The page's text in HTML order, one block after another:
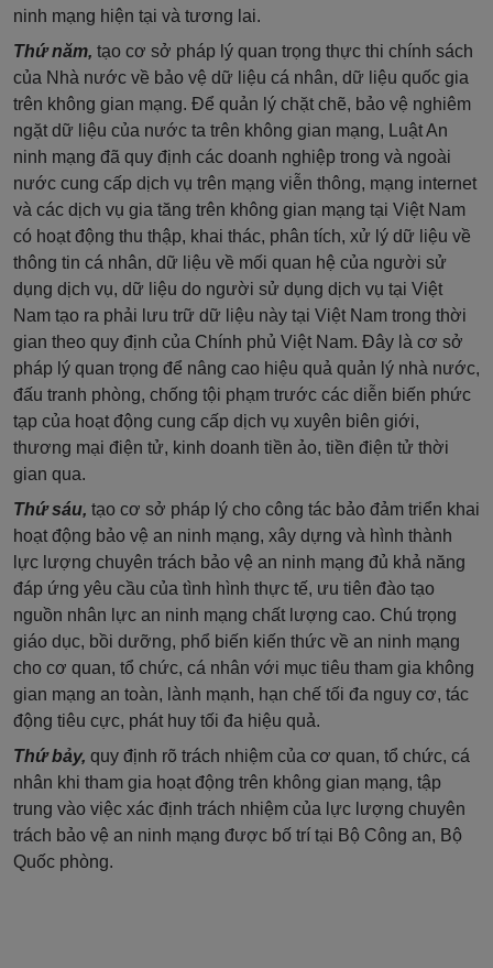
ninh mạng hiện tại và tương lai.
Thứ năm, tạo cơ sở pháp lý quan trọng thực thi chính sách
của Nhà nước về bảo vệ dữ liệu cá nhân, dữ liệu quốc gia
trên không gian mạng. Để quản lý chặt chẽ, bảo vệ nghiêm
ngặt dữ liệu của nước ta trên không gian mạng, Luật An
ninh mạng đã quy định các doanh nghiệp trong và ngoài
nước cung cấp dịch vụ trên mạng viễn thông, mạng internet
và các dịch vụ gia tăng trên không gian mạng tại Việt Nam
có hoạt động thu thập, khai thác, phân tích, xử lý dữ liệu về
thông tin cá nhân, dữ liệu về mối quan hệ của người sử
dụng dịch vụ, dữ liệu do người sử dụng dịch vụ tại Việt
Nam tạo ra phải lưu trữ dữ liệu này tại Việt Nam trong thời
gian theo quy định của Chính phủ Việt Nam. Đây là cơ sở
pháp lý quan trọng để nâng cao hiệu quả quản lý nhà nước,
đấu tranh phòng, chống tội phạm trước các diễn biến phức
tạp của hoạt động cung cấp dịch vụ xuyên biên giới,
thương mại điện tử, kinh doanh tiền ảo, tiền điện tử thời
gian qua.
Thứ sáu, tạo cơ sở pháp lý cho công tác bảo đảm triển khai
hoạt động bảo vệ an ninh mạng, xây dựng và hình thành
lực lượng chuyên trách bảo vệ an ninh mạng đủ khả năng
đáp ứng yêu cầu của tình hình thực tế, ưu tiên đào tạo
nguồn nhân lực an ninh mạng chất lượng cao. Chú trọng
giáo dục, bồi dưỡng, phổ biến kiến thức về an ninh mạng
cho cơ quan, tổ chức, cá nhân với mục tiêu tham gia không
gian mạng an toàn, lành mạnh, hạn chế tối đa nguy cơ, tác
động tiêu cực, phát huy tối đa hiệu quả.
Thứ bảy, quy định rõ trách nhiệm của cơ quan, tổ chức, cá
nhân khi tham gia hoạt động trên không gian mạng, tập
trung vào việc xác định trách nhiệm của lực lượng chuyên
trách bảo vệ an ninh mạng được bố trí tại Bộ Công an, Bộ
Quốc phòng.